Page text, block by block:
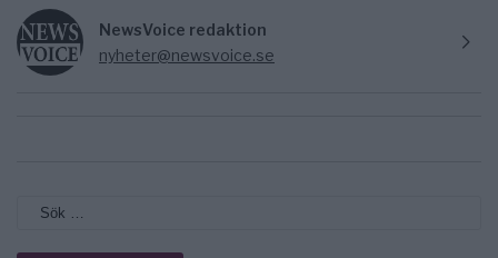
NewsVoice redaktion
nyheter@newsvoice.se